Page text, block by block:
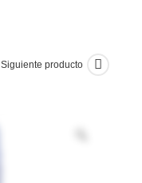
Siguiente producto